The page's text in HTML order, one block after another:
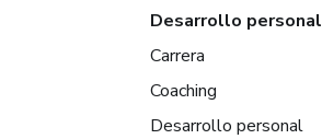
Desarrollo personal
Carrera
Coaching
Desarrollo personal